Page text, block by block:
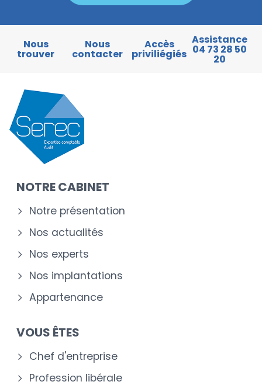
Nous
trouver
Nous
contacter
Accès
priviliégiés
Assistance
04 73 28 50
20
NOTRE CABINET
Notre présentation
Nos actualités
Nos experts
Nos implantations
Appartenance
VOUS ÊTES
Chef d'entreprise
Profession libérale